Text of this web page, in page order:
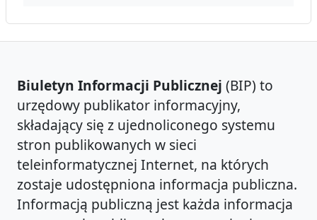
Biuletyn Informacji Publicznej (BIP) to
urzędowy publikator informacyjny,
składający się z ujednoliconego systemu
stron publikowanych w sieci
teleinformatycznej Internet, na których
zostaje udostępniona informacja publiczna.
Informacją publiczną jest każda informacja